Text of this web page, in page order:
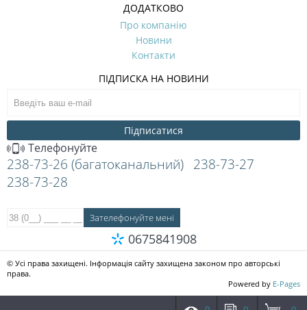
ДОДАТКОВО
Про компанію
Новини
Контакти
ПІДПИСКА НА НОВИНИ
Підписатися
Телефонуйте
238-73-26 (багатоканальний) 238-73-27
238-73-28
0675841908
© Усі права захищені. Інформація сайту захищена законом про авторські
права.
Powered by E-Pages